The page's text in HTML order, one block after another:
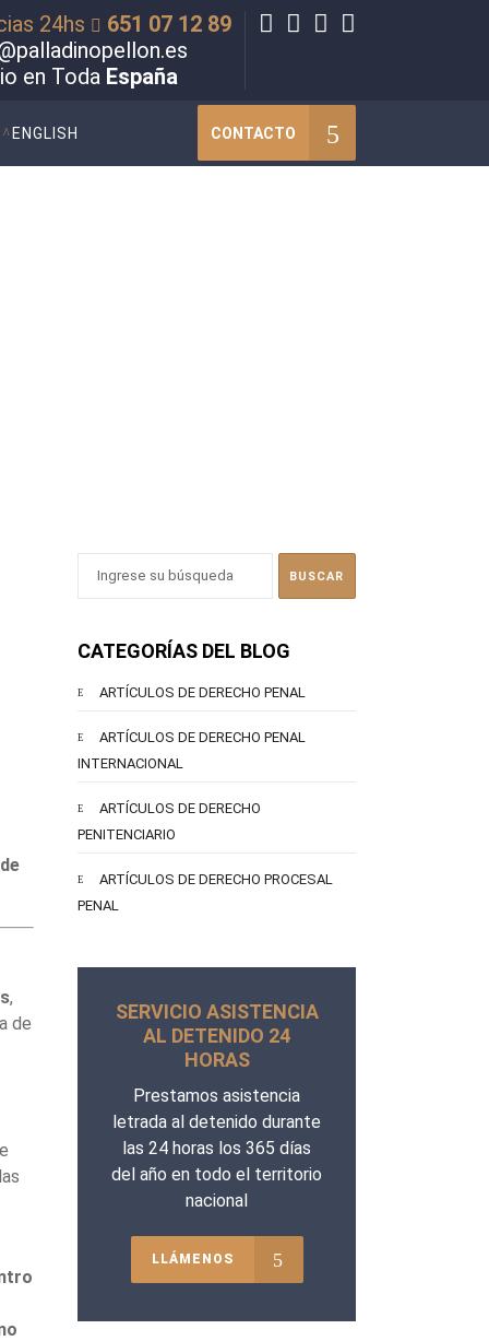
24hs
651 07 12 89
en Toda España
ENGLISH CONTACTO
,
de
CATEGORÍAS DEL BLOG
ARTÍCULOS DE DERECHO PENAL
ARTÍCULOS DE DERECHO PENAL
INTERNACIONAL
ARTÍCULOS DE DERECHO
PENITENCIARIO
ARTÍCULOS DE DERECHO PROCESAL
PENAL
SERVICIO ASISTENCIA
AL DETENIDO 24
HORAS
Prestamos asistencia
letrada al detenido durante
las 24 horas los 365 días
del año en todo el territorio
nacional
LLÁMENOS